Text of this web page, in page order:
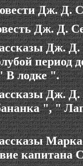
Дж. Д.
Дж. Д.
Дж. Д.
период
В лодке ".
Дж.
", "
капитана